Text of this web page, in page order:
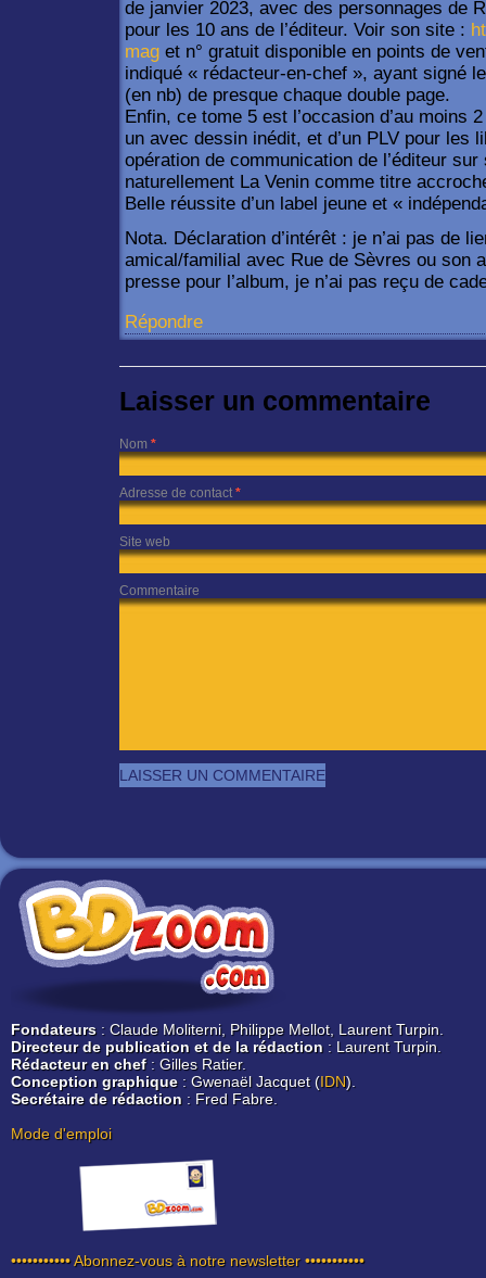
de janvier 2023, avec des personnages de
pour les 10 ans de l’éditeur. Voir son site :
mag et n° gratuit disponible en points de
indiqué « rédacteur-en-chef », ayant signé
(en nb) de presque chaque double page.
Enfin, ce tome 5 est l’occasion d’au moins
un avec dessin inédit, et d’un PLV pour les
opération de communication de l’éditeur
naturellement La Venin comme titre
Belle réussite d’un label jeune et «
Nota. Déclaration d’intérêt : je n’ai pas de
amical/familial avec Rue de Sèvres ou son
presse pour l’album, je n’ai pas reçu de
Répondre
Laisser un commentaire
Nom *
Adresse de contact *
Site web
Commentaire
Fondateurs : Claude Moliterni, Philippe Mellot, Laurent Turpin.
Directeur de publication et de la rédaction : Laurent Turpin.
Rédacteur en chef: Gilles Ratier.
Conception graphique: Gwenaël Jacquet (IDN).
Secrétaire de rédaction : Fred Fabre.
Mode d'emploi
••••••••••• Abonnez-vous à notre newsletter •••••••••••